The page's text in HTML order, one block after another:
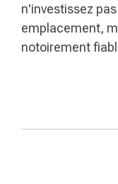
n'investissez
emplacement,
notoirement